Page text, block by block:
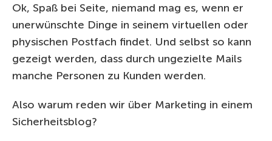
Ok, Spaß bei Seite, niemand mag es, wenn er
unerwünschte Dinge in seinem virtuellen oder
physischen Postfach findet. Und selbst so kann
gezeigt werden, dass durch ungezielte Mails
manche Personen zu Kunden werden.
Also warum reden wir über Marketing in einem
Sicherheitsblog?